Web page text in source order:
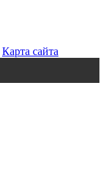
Карта сайта